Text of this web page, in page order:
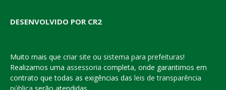
DESENVOLVIDO POR CR2
Muito mais que criar site ou sistema para prefeituras!
Realizamos uma assessoria completa, onde garantimos em
contrato que todas as exigências das leis de transparência